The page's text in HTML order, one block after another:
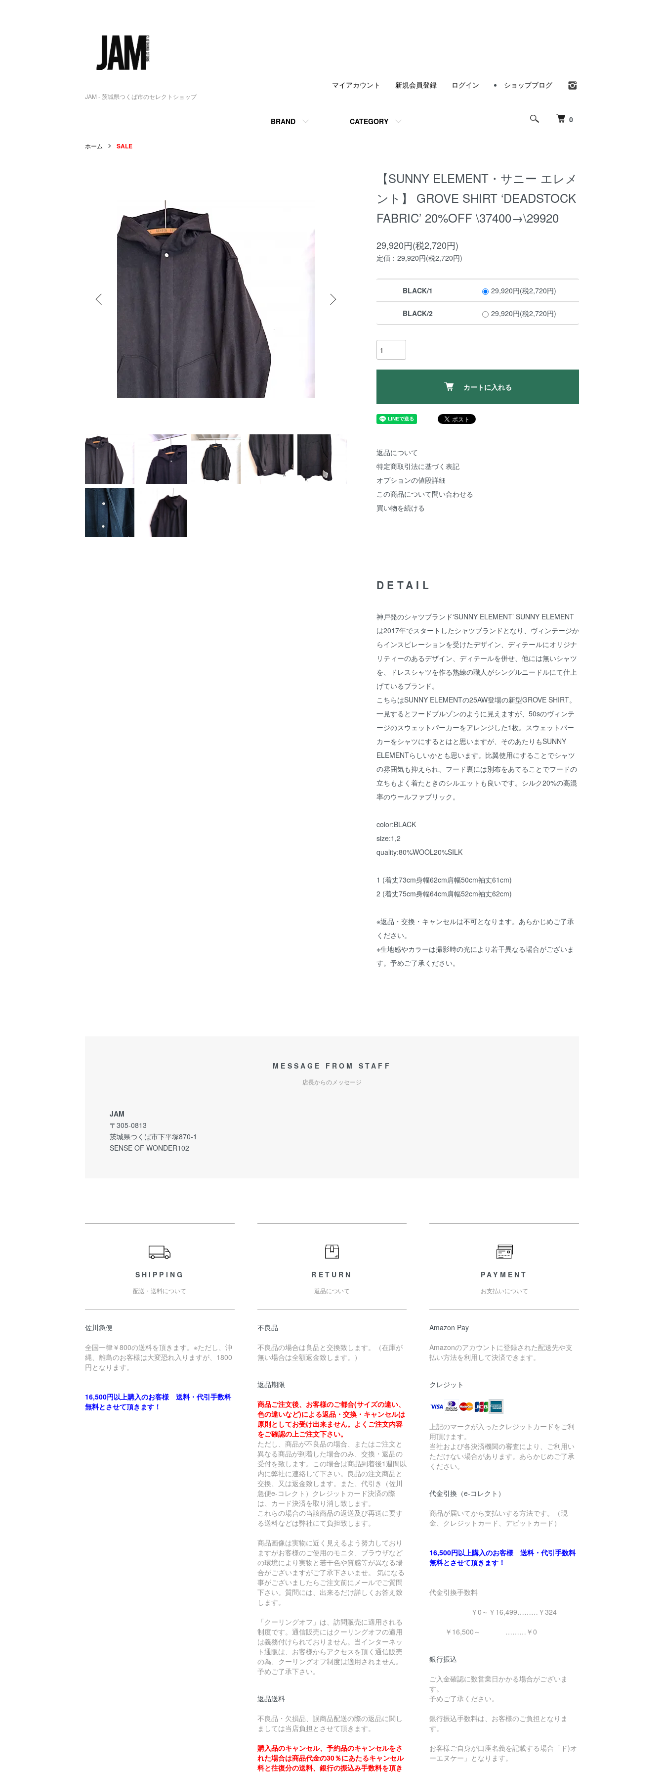
JAM - 茨城県つくば市のセレクトショップ
0
BRAND CATEGORY
マイアカウント 新規会員登録 ログイン ショップブログ
ホーム SALE
【SUNNY ELEMENT・サニー エレメ
ント】 GROVE SHIRT ‘DEADSTOCK
FABRIC’ 20%OFF \37400→\29920
29,920円(税2,720円)
定価：29,920円(税2,720円)
BLACK/1 29,920円(税2,720円)
BLACK/2 29,920円(税2,720円)
カートに入れる
返品について
特定商取引法に基づく表記
オプションの値段詳細
この商品について問い合わせる
買い物を続ける
DETAIL
神戸発のシャツブランド‘SUNNY ELEMENT’ SUNNY ELEMENT
は2017年でスタートしたシャツブランドとなり、ヴィンテージか
らインスピレーションを受けたデザイン、ディテールにオリジナ
リティーのあるデザイン、ディテールを併せ、他には無いシャツ
を、ドレスシャツを作る熟練の職人がシングルニードルにて仕上
げているブランド。
こちらはSUNNY ELEMENTの25AW登場の新型GROVE SHIRT。
一見するとフードブルゾンのように見えますが、50sのヴィンテ
ージのスウェットパーカーをアレンジした1枚。スウェットパー
カーをシャツにするとはと思いますが、そのあたりもSUNNY
ELEMENTらしいかとも思います。比翼使用にすることでシャツ
の雰囲気も抑えられ、フード裏には別布をあてることでフードの
立ちもよく着たときのシルエットも良いです。シルク20%の高混
率のウールファブリック。
color:BLACK
size:1,2
quality:80%WOOL20%SILK
1 (着丈73cm身幅62cm肩幅50cm袖丈61cm)
2 (着丈75cm身幅64cm肩幅52cm袖丈62cm)
※返品・交換・キャンセルは不可となります。あらかじめご了承
ください。
※生地感やカラーは撮影時の光により若干異なる場合がございま
す。予めご了承ください。
MESSAGE FROM STAFF
店長からのメッセージ
JAM
〒305-0813
茨城県つくば市下平塚870-1
SENSE OF WONDER102
SHIPPING
配送・送料について
佐川急便
全国一律￥800の送料を頂きます。※ただし、沖
縄、離島のお客様は大変恐れ入りますが、1800
円となります。
16,500円以上購入のお客様 送料・代引手数料
無料とさせて頂きます！
RETURN
返品について
不良品
不良品の場合は良品と交換致します。（在庫が
無い場合は全額返金致します。）
返品期限
商品ご注文後、お客様のご都合(サイズの違い、
色の違いなど)による返品・交換・キャンセルは
原則としてお受け出来ません。よくご注文内容
をご確認の上ご注文下さい。
ただし、商品が不良品の場合、またはご注文と
異なる商品が到着した場合のみ、交換・返品の
受付を致します。この場合は商品到着後1週間以
内に弊社に連絡して下さい。良品の注文商品と
交換、又は返金致します。また、代引き（佐川
急便e-コレクト）クレジットカード決済の際
は、カード決済を取り消し致します。
これらの場合の当該商品の返送及び再送に要す
る送料などは弊社にて負担致します。
商品画像は実物に近く見えるよう努力しており
ますがお客様のご使用のモニタ、ブラウザなど
の環境により実物と若干色や質感等が異なる場
合がございますがご了承下さいませ。 気になる
事がございましたらご注文前にメールでご質問
下さい。質問には、出来るだけ詳しくお答え致
します。
「クーリングオフ」は、訪問販売に適用される
制度です。通信販売にはクーリングオフの適用
は義務付けられておりません。当インターネッ
ト通販は、お客様からアクセスを頂く通信販売
の為、クーリングオフ制度は適用されません。
予めご了承下さい。
返品送料
不良品・欠損品、誤商品配送の際の返品に関し
ましては当店負担とさせて頂きます。
購入品のキャンセル、予約品のキャンセルをさ
れた場合は商品代金の30％にあたるキャンセル
料と往復分の送料、銀行の振込み手数料を頂き
PAYMENT
お支払いについて
Amazon Pay
Amazonのアカウントに登録された配送先や支
払い方法を利用して決済できます。
クレジット
上記のマークが入ったクレジットカードをご利
用頂けます。
当社および各決済機関の審査により、ご利用い
ただけない場合があります。あらかじめご了承
ください。
代金引換（e-コレクト）
商品が届いてから支払いする方法です。（現
金、クレジットカード、デビットカード）
16,500円以上購入のお客様 送料・代引手数料
無料とさせて頂きます！
代金引換手数料
￥0～￥16,499………￥324
￥16,500～ ………￥0
銀行振込
ご入金確認に数営業日かかる場合がございま
す。
予めご了承ください。
銀行振込手数料は、お客様のご負担となりま
す。
お客様ご自身が口座名義を記載する場合「ド)オ
ーエヌケー」となります。